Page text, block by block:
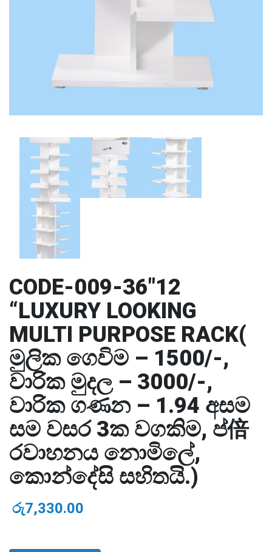
CODE-009-36″12
“LUXURY LOOKING
MULTI PURPOSE RACK(
මුලික ගෙවිම – 1500/-,
වාරික මුදල – 3000/-,
වාරික ගණන – 1.94 අසම
සම වසර 3ක වගකිම, ප්倍
රවාහනය නොමිලේ,
කොන්දේසි සහිතයි.)
රු7,330.00